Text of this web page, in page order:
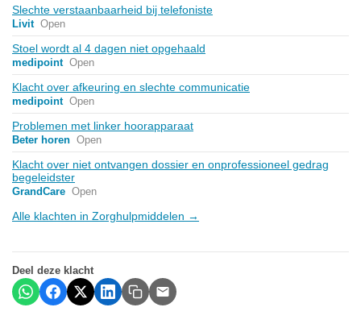
Slechte verstaanbaarheid bij telefoniste
Livit Open
Stoel wordt al 4 dagen niet opgehaald
medipoint Open
Klacht over afkeuring en slechte communicatie
medipoint Open
Problemen met linker hoorapparaat
Beter horen Open
Klacht over niet ontvangen dossier en onprofessioneel gedrag
begeleidster
GrandCare Open
Alle klachten in Zorghulpmiddelen →
Deel deze klacht